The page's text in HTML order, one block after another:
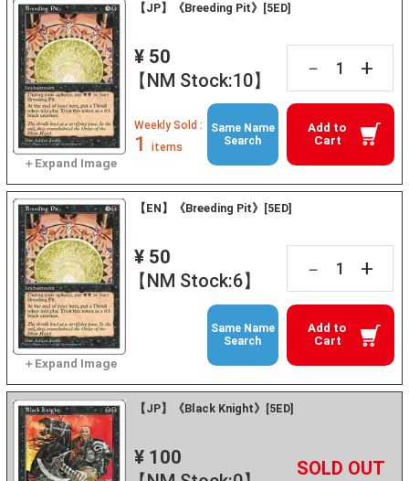
【JP】《Breeding Pit》[5ED]
¥ 50
【NM Stock:10】
－ +
Add to
Cart
Weekly Sold :
1 items
Same Name
Search
【EN】《Breeding Pit》[5ED]
¥ 50
【NM Stock:6】
－ +
Add to
Cart
Same Name
Search
【JP】《Black Knight》[5ED]
¥ 100
－ +